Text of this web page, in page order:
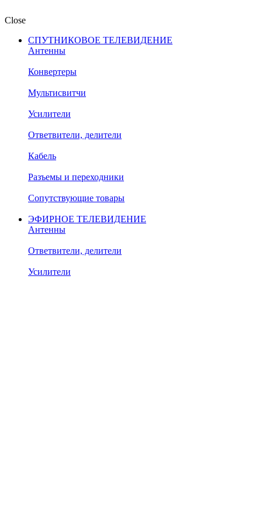
Close
СПУТНИКОВОЕ ТЕЛЕВИДЕНИЕ
Антенны
Конвертеры
Мультисвитчи
Усилители
Ответвители, делители
Кабель
Разъемы и переходники
Сопутствующие товары
ЭФИРНОЕ ТЕЛЕВИДЕНИЕ
Антенны
Ответвители, делители
Усилители